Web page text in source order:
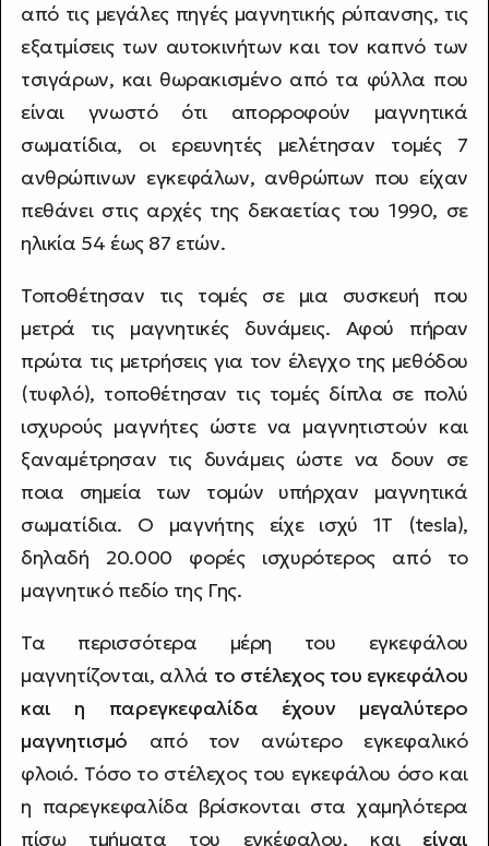
από τις μεγάλες πηγές μαγνητικής ρύπανσης, τις
εξατμίσεις των αυτοκινήτων και τον καπνό των
τσιγάρων, και θωρακισμένο από τα φύλλα που
είναι γνωστό ότι απορροφούν μαγνητικά
σωματίδια, οι ερευνητές μελέτησαν τομές 7
ανθρώπινων εγκεφάλων, ανθρώπων που είχαν
πεθάνει στις αρχές της δεκαετίας του 1990, σε
ηλικία 54 έως 87 ετών.
Τοποθέτησαν τις τομές σε μια συσκευή που
μετρά τις μαγνητικές δυνάμεις. Αφού πήραν
πρώτα τις μετρήσεις για τον έλεγχο της μεθόδου
(τυφλό), τοποθέτησαν τις τομές δίπλα σε πολύ
ισχυρούς μαγνήτες ώστε να μαγνητιστούν και
ξαναμέτρησαν τις δυνάμεις ώστε να δουν σε
ποια σημεία των τομών υπήρχαν μαγνητικά
σωματίδια. Ο μαγνήτης είχε ισχύ 1T (tesla),
δηλαδή 20.000 φορές ισχυρότερος από το
μαγνητικό πεδίο της Γης.
Τα περισσότερα μέρη του εγκεφάλου
μαγνητίζονται, αλλά το στέλεχος του εγκεφάλου
και η παρεγκεφαλίδα έχουν μεγαλύτερο
μαγνητισμό από τον ανώτερο εγκεφαλικό
φλοιό. Τόσο το στέλεχος του εγκεφάλου όσο και
η παρεγκεφαλίδα βρίσκονται στα χαμηλότερα
πίσω τμήματα του εγκέφαλου, και είναι